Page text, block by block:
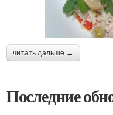
читать дальше →
Последние